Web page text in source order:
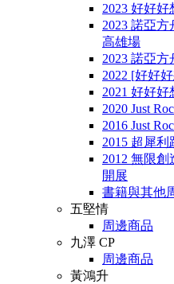
2023 好好
2023 諾亞
高雄場
2023 諾亞
2022 [好好
2021 好好
2020 Just
2016 Just
2015 超犀利
2012 無限
開展
書籍與其他
五堅情
周邊商品
九澤 CP
周邊商品
黃鴻升